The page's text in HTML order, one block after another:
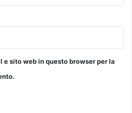
e sito web in questo browser per la